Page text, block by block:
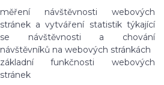
měření návštěvnosti webových
stránek a vytváření statistik týkající
se návštěvnosti a chování
návštěvníků na webových stránkách
základní funkčnosti webových
stránek